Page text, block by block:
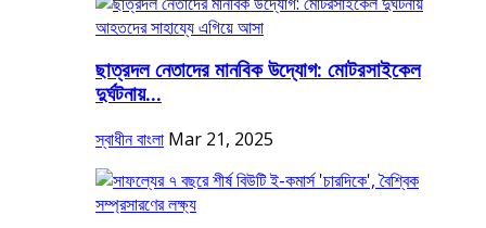
ছাত্রদল নেতাদের মানবিক উদ্যোগ: মোটরসাইকেল
দুর্ঘটনায়...
স্বাধীন বাংলা Mar 21, 2025